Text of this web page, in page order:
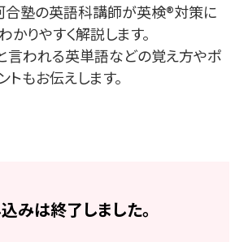
合塾の英語科講師が英検®対策に
かりやすく解説します。
言われる英単語などの覚え方やポ
トもお伝えします。
みは終了しました。